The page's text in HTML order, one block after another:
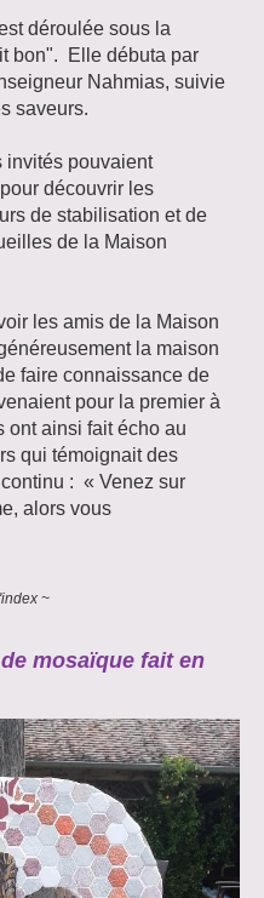
déroulée sous la
bon". Elle débuta par
Nahmias, suivie
saveurs.
invités pouvaient
découvrir les
de stabilisation et de
de la Maison
les amis de la Maison
la maison
faire connaissance de
pour la premier à
ont ainsi fait écho au
qui témoignait des
: « Venez sur
alors vous
~
mosaïque fait en